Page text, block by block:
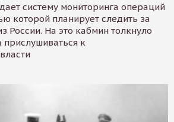
систему мониторинга операций
которой планирует следить за
России. На это кабмин толкнуло
к